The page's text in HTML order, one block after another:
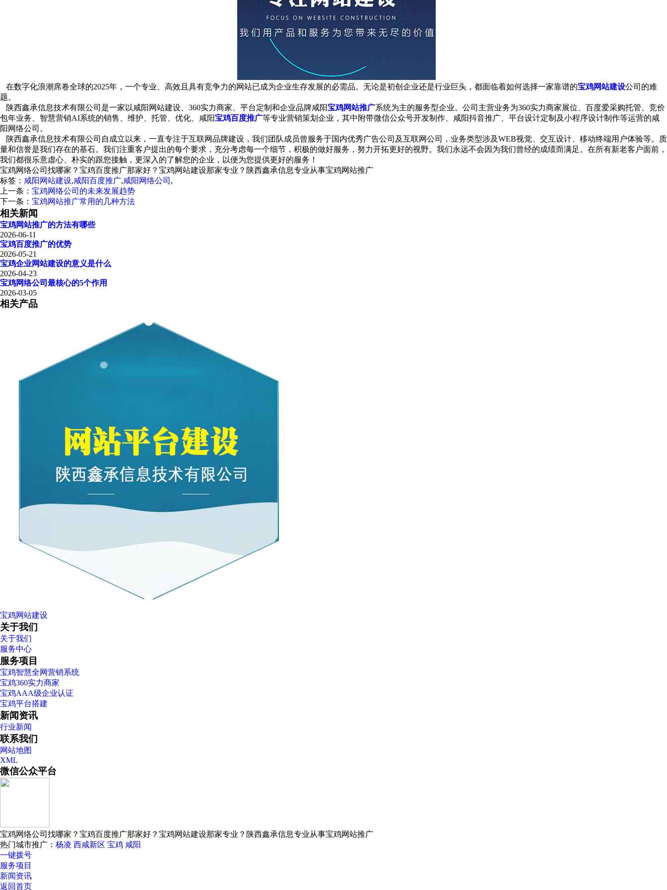
在数字化浪潮席卷全球的2025年，一个专业、高效且具有竞争力的网站已成为企业生存发展的必需品。无论是初创企业还是行业巨头，都面临着如何选择一家靠谱的宝鸡网站建设公司的难
题。
陕西鑫承信息技术有限公司是一家以咸阳网站建设、360实力商家、平台定制和企业品牌咸阳宝鸡网站推广系统为主的服务型企业。公司主营业务为360实力商家展位、百度爱采购托管、竞价
包年业务、智慧营销AI系统的销售、维护、托管、优化、咸阳宝鸡百度推广等专业营销策划企业，其中附带微信公众号开发制作、咸阳抖音推广、平台设计定制及小程序设计制作等运营的咸
阳网络公司。
陕西鑫承信息技术有限公司自成立以来，一直专注于互联网品牌建设，我们团队成员曾服务于国内优秀广告公司及互联网公司，业务类型涉及WEB视觉、交互设计、移动终端用户体验等。质
量和信誉是我们存在的基石。我们注重客户提出的每个要求，充分考虑每一个细节，积极的做好服务，努力开拓更好的视野。我们永远不会因为我们曾经的成绩而满足。在所有新老客户面前，
我们都很乐意虚心、朴实的跟您接触，更深入的了解您的企业，以便为您提供更好的服务！
宝鸡网络公司找哪家？宝鸡百度推广那家好？宝鸡网站建设那家专业？陕西鑫承信息专业从事宝鸡网站推广
标签： 咸阳网站建设,咸阳百度推广,咸阳网络公司 ,
上一条： 宝鸡网络公司的未来发展趋势
下一条： 宝鸡网站推广常用的几种方法
相关新闻
宝鸡网站推广的方法有哪些
2026-06-11
宝鸡百度推广的优势
2026-05-21
宝鸡企业网站建设的意义是什么
2026-04-23
宝鸡网络公司最核心的5个作用
2026-03-05
相关产品
宝鸡网站建设
关于我们
关于我们
服务中心
服务项目
宝鸡智慧全网营销系统
宝鸡360实力商家
宝鸡AAA级企业认证
宝鸡平台搭建
新闻资讯
行业新闻
联系我们
网站地图
XML
微信公众平台
宝鸡网络公司找哪家？宝鸡百度推广那家好？宝鸡网站建设那家专业？陕西鑫承信息专业从事宝鸡网站推广
热门城市推广： 杨凌 西咸新区 宝鸡 咸阳
一键拨号
服务项目
新闻资讯
返回首页